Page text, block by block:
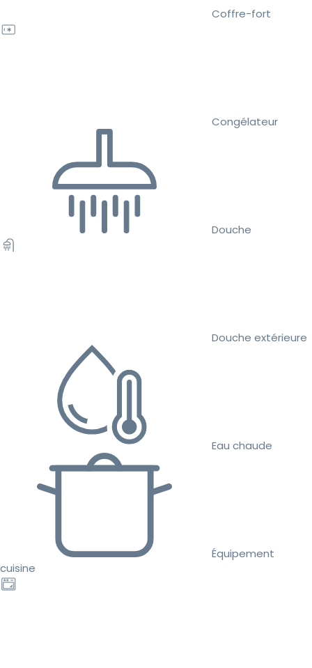
Coffre-fort
Congélateur
Douche
Douche extérieure
Eau chaude
Équipement
cuisine